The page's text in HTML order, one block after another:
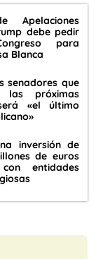
Apelaciones
debe pedir
para
Blanca
senadores que
las próximas
«el último
inversión de
de euros
entidades